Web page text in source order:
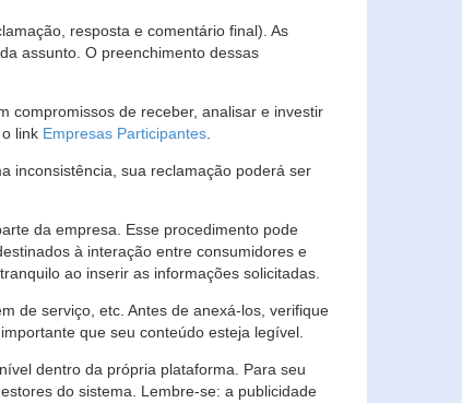
resposta e comentário final). As
assunto. O preenchimento dessas
compromissos de receber, analisar e investir
link Empresas Participantes
inconsistência, sua reclamação poderá ser
da empresa. Esse procedimento pode
à interação entre consumidores e
ao inserir as informações solicitadas.
de serviço, etc. Antes de anexá-los, verifique
que seu conteúdo esteja legível.
dentro da própria plataforma. Para seu
do sistema. Lembre-se: a publicidade